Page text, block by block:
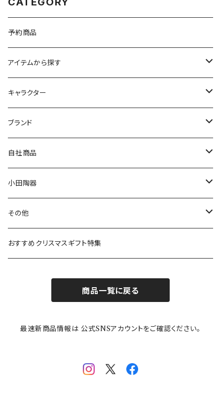
予約商品
アイテムから探す
九谷焼
マグ＆カップ
プレート
ボウル
ガラスウェア
カトラリー
キャラクター
ムーミン
80th記念アイテム
リトルミイの日記念アイテム
MOOMIN ANIMATION
スヌーピー
ピーターラビット
ポケットモンスター
mofusand（モフサンド）
mofsand×日比谷花壇
ブランド
LA AMYS(エミーズ)
LISA LARSON(リサラーソン)
LAURA ASHLEY(ローラ アシュレイ)
Finlayson(フィンレイソン)
HANAE MORI(ハナエモリ)
THE BEATLES(ザ・ビートルズ)
自社商品
ねこ企画
Cecera(セセラ)
CELEC(セレック)
隅切り重箱
小田陶器
さざなみ
吉祥
メイメイウェア
SoSo(ソソ）
その他
リサイクル食器
おすすめクリスマスギフト特集
商品一覧に戻る
最速新商品情報は 公式SNSアカウントをご確認ください。